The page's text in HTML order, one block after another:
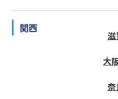
関西
滋
大
奈